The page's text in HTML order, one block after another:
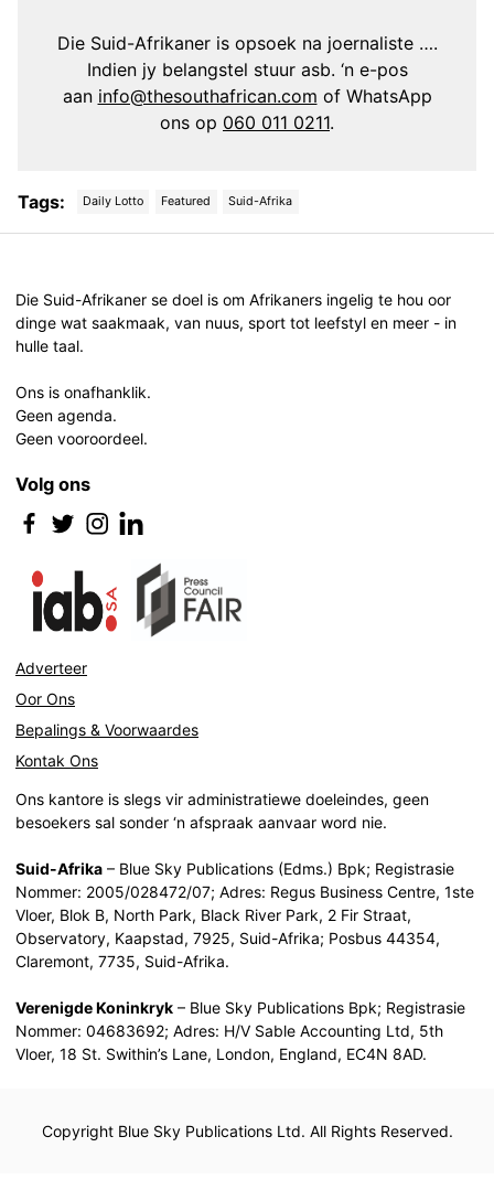
Die Suid-Afrikaner is opsoek na joernaliste ….
Indien jy belangstel stuur asb. ‘n e-pos
aan info@thesouthafrican.com of WhatsApp
ons op 060 011 0211.
Tags: Daily Lotto Featured Suid-Afrika
Die Suid-Afrikaner se doel is om Afrikaners ingelig te hou oor
dinge wat saakmaak, van nuus, sport tot leefstyl en meer - in
hulle taal.
Ons is onafhanklik.
Geen agenda.
Geen vooroordeel.
Volg ons
Adverteer
Oor Ons
Bepalings & Voorwaardes
Kontak Ons
Ons kantore is slegs vir administratiewe doeleindes, geen
besoekers sal sonder ‘n afspraak aanvaar word nie.
Suid-Afrika – Blue Sky Publications (Edms.) Bpk; Registrasie
Nommer: 2005/028472/07; Adres: Regus Business Centre, 1ste
Vloer, Blok B, North Park, Black River Park, 2 Fir Straat,
Observatory, Kaapstad, 7925, Suid-Afrika; Posbus 44354,
Claremont, 7735, Suid-Afrika.
Verenigde Koninkryk – Blue Sky Publications Bpk; Registrasie
Nommer: 04683692; Adres: H/V Sable Accounting Ltd, 5th
Vloer, 18 St. Swithin’s Lane, London, England, EC4N 8AD.
Copyright Blue Sky Publications Ltd. All Rights Reserved.